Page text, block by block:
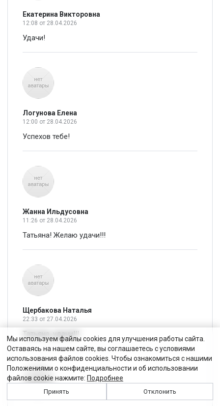
Екатерина Викторовна
12:08 от 28.04.2026
Удачи!
Логунова Елена
12:00 от 28.04.2026
Успехов тебе!
Жанна Ильдусовна
11:26 от 28.04.2026
Татьяна! Желаю удачи!!!
Щербакова Наталья
22:33 от 27.04.2026
Татьяна, удачи!!!
Мы используем файлы cookies для улучшения работы сайта.
Оставаясь на нашем сайте, вы соглашаетесь с условиями
использования файлов cookies. Чтобы ознакомиться с нашими
Положениями о конфиденциальности и об использовании
файлов cookie нажмите: Подробнее
Принять Отклонить